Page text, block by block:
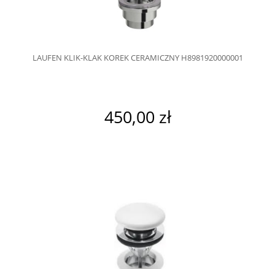
LAUFEN KLIK-KLAK KOREK CERAMICZNY H8981920000001
450,00 zł